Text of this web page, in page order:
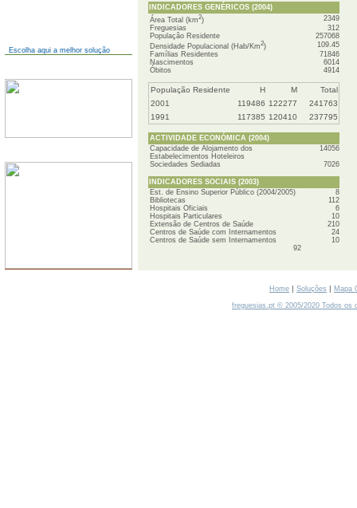
Escolha aqui a melhor solução
INDICADORES GENÉRICOS (2004)
Área Total (km2)
2349
Freguesias
312
População Residente
257068
Densidade Populacional (Hab/Km2)
109.45
Famílias Residentes
71846
Nascimentos
6014
Óbitos
4914
População Residente H M
Total
2001
119486 122277
241763
1991
117385 120410 237795
ACTIVIDADE ECONÓMICA (2004)
Capacidade de Alojamento dos
Estabelecimentos Hoteleiros
14056
Sociedades Sediadas
7026
INDICADORES SOCIAIS (2003)
Est. de Ensino Superior Público (2004/2005)
8
Bibliotecas
112
Hospitais Oficiais
6
Hospitais Particulares
10
Extensão de Centros de Saúde
210
Centros de Saúde com Internamentos
24
Centros de Saúde sem Internamentos
10
92
Home | Soluções | Mapa
freguesias.pt © 2005/2020 Todos os